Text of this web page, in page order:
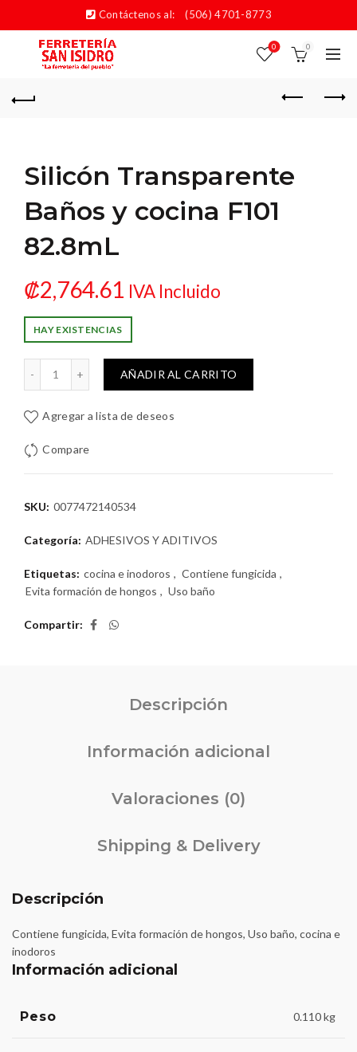
Contáctenos al: (506) 4701-8773
0 0
Silicón Transparente
Baños y cocina F101
82.8mL
₡2,764.61 IVA Incluido
HAY EXISTENCIAS
Baños y cocina F101 82.8mL cantidad
AÑADIR AL CARRITO
Agregar a lista de deseos
Compare
SKU: 0077472140534
Categoría: ADHESIVOS Y ADITIVOS
Etiquetas: cocina e inodoros , Contiene fungicida ,
Evita formación de hongos , Uso baño
Compartir
Descripción
Información adicional
Valoraciones (0)
Shipping & Delivery
Descripción
Contiene fungicida, Evita formación de hongos, Uso baño, cocina e
inodoros
Información adicional
Peso 0.110 kg